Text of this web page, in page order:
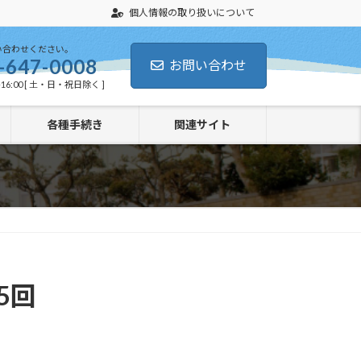
個人情報の取り扱いについて
わせください。
647-0008
[ 土・日・祝日除く ]
お問い合わせ
各種手続き 関連サイト
回